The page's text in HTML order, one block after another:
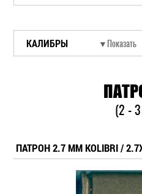
КАЛИБРЫ
(2 -
ПАТРОН 2.7 MM KOLIBRI /